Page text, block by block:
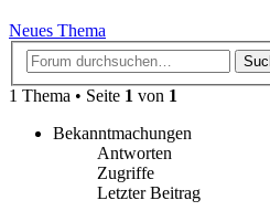
Neues Thema
1 Thema • Seite 1 von 1
Bekanntmachungen
Antworten
Zugriffe
Letzter Beitrag